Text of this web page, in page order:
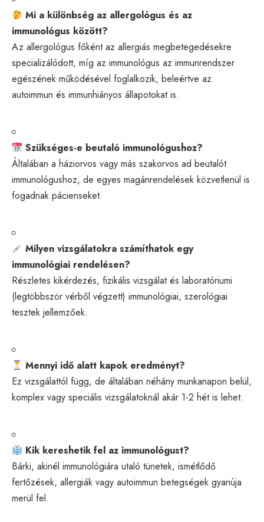
Mi a különbség az allergológus és az
immunológus között?
Az allergológus főként az allergiás megbetegedésekre
specializálódott, míg az immunológus az immunrendszer
egészének működésével foglalkozik, beleértve az
autoimmun és immunhiányos állapotokat is.
Szükséges-e beutaló immunológushoz?
Általában a háziorvos vagy más szakorvos ad beutalót
immunológushoz, de egyes magánrendelések közvetlenül is
fogadnak pácienseket.
Milyen vizsgálatokra számíthatok egy
immunológiai rendelésen?
Részletes kikérdezés, fizikális vizsgálat és laboratóriumi
(legtöbbször vérből végzett) immunológiai, szerológiai
tesztek jellemzőek.
Mennyi idő alatt kapok eredményt?
Ez vizsgálattól függ, de általában néhány munkanapon belül,
komplex vagy speciális vizsgálatoknál akár 1-2 hét is lehet.
Kik kereshetik fel az immunológust?
Bárki, akinél immunológiára utaló tünetek, ismétlődő
fertőzések, allergiák vagy autoimmun betegségek gyanúja
merül fel.